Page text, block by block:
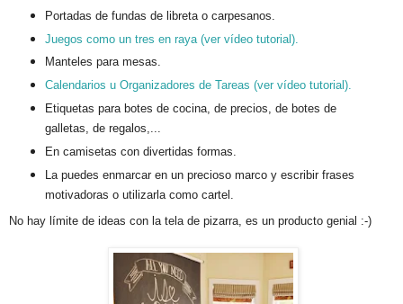
Portadas de fundas de libreta o carpesanos.
Juegos como un tres en raya (ver vídeo tutorial).
Manteles para mesas.
Calendarios u Organizadores de Tareas (ver vídeo tutorial).
Etiquetas para botes de cocina, de precios, de botes de
galletas, de regalos,...
En camisetas con divertidas formas.
La puedes enmarcar en un precioso marco y escribir frases
motivadoras o utilizarla como cartel.
No hay límite de ideas con la tela de pizarra, es un producto genial :-)